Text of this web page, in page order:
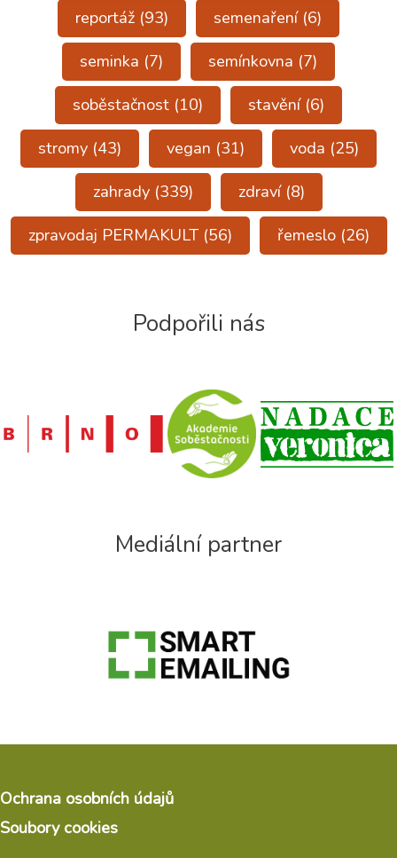
reportáž (93) semenaření(6)
seminka (7) semínkovna (7)
soběstačnost (10) stavění(6)
stromy (43) vegan (31) voda (25)
zahrady(339) zdraví(8)
zpravodaj PERMAKULT(56) řemeslo(26)
Podpořili nás
Mediální partner
Ochrana osobních údajů
Soubory cookies